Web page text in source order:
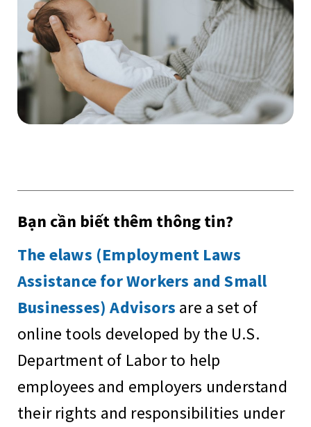
Bạn cần biết thêm thông tin?
The elaws (Employment Laws
Assistance for Workers and Small
Businesses) Advisors are a set of
online tools developed by the U.S.
Department of Labor to help
employees and employers understand
their rights and responsibilities under